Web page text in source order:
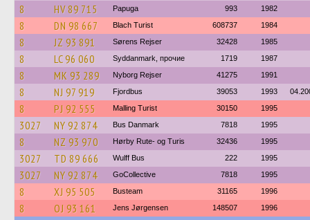
8 HV 89 715 Papuga 993 1982
8 DN 98 667 Blach Turist 608737 1984
8 JZ 93 891 Sørens Rejser 32428 1985
8 LC 96 060 Syddanmark, прочие 1719 1987
8 MK 93 289 Nyborg Rejser 41275 1991
8 NJ 97 919 Fjordbus 39053 1993
8 PJ 92 555 Malling Turist 30150 1995
3027 NY 92 874 Bus Danmark 7818 1995
8 NZ 93 970 Hørby Rute- og Turis 32436 1995
3027 TD 89 666 Wulff Bus 222 1995
3027 NY 92 874 GoCollective 7818 1995
8 XJ 95 505 Busteam 31165 1996
8 OJ 93 161 Jens Jørgensen 148507 1996